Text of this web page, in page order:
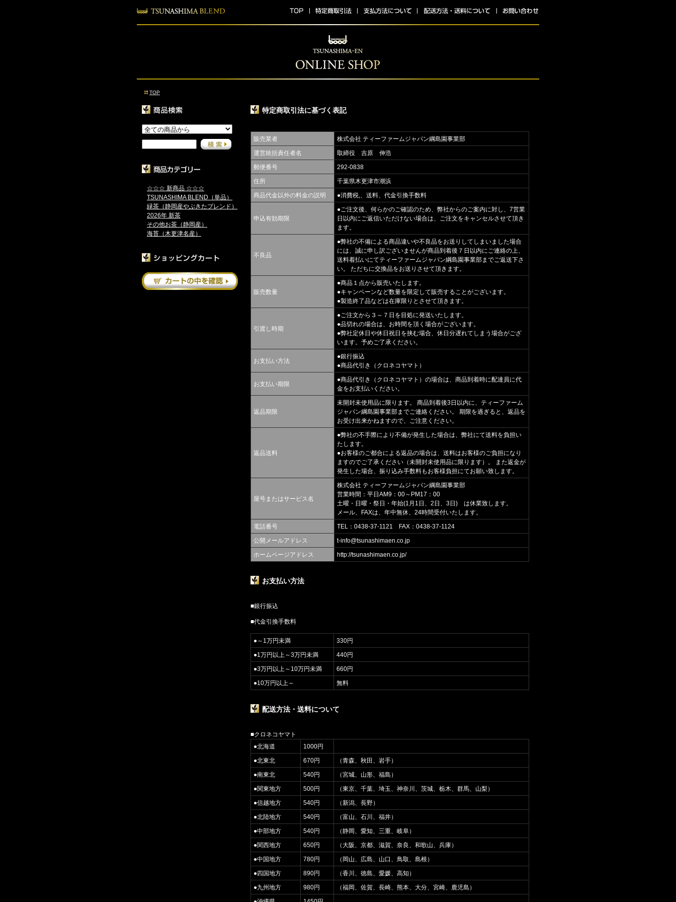
TOP
☆☆☆ 新商品 ☆☆☆
TSUNASHIMA BLEND（単品）
緑茶（静岡産やぶきたブレンド）
2026年 新茶
その他お茶（静岡産）
海苔（木更津名産）
特定商取引法に基づく表記
販売業者
株式会社 ティーファームジャパン綱島園事業部
運営統括責任者名
取締役 吉原 伸浩
郵便番号
292-0838
住所
千葉県木更津市潮浜
商品代金以外の料金の説明
●消費税,、送料、代金引換手数料
申込有効期限
●ご注文後、何らかのご確認のため、弊社からのご案内に対し、7営業
日以内にご返信いただけない場合は、ご注文をキャンセルさせて頂き
ます。
不良品
●弊社の不備による商品違いや不良品をお送りしてしまいました場合
には、誠に申し訳ございませんが商品到着後７日以内にご連絡の上、
送料着払いにてティーファームジャパン綱島園事業部までご返送下さ
い。 ただちに交換品をお送りさせて頂きます。
販売数量
●商品１点から販売いたします。
●キャンペーンなど数量を限定して販売することがございます。
●製造終了品などは在庫限りとさせて頂きます。
引渡し時期
●ご注文から３～７日を目処に発送いたします。
●品切れの場合は、お時間を頂く場合がございます。
●弊社定休日や休日祝日を挟む場合、休日分遅れてしまう場合がござ
います。予めご了承ください。
お支払い方法
●銀行振込
●商品代引き（クロネコヤマト）
お支払い期限
●商品代引き（クロネコヤマト）の場合は、商品到着時に配達員に代
金をお支払いください。
返品期限
未開封未使用品に限ります。 商品到着後3日以内に、ティーファーム
ジャパン綱島園事業部までご連絡ください。 期限を過ぎると、返品を
お受け出来かねますので、ご注意ください。
返品送料
●弊社の不手際により不備が発生した場合は、弊社にて送料を負担い
たします。
●お客様のご都合による返品の場合は、送料はお客様のご負担になり
ますのでご了承ください（未開封未使用品に限ります）。 また返金が
発生した場合、振り込み手数料もお客様負担にてお願い致します。
屋号またはサービス名
株式会社 ティーファームジャパン綱島園事業部
営業時間：平日AM9：00～PM17：00
土曜・日曜・祭日・年始(1月1日、2日、3日) は休業致します。
メール、FAXは、年中無休、24時間受付いたします。
電話番号
TEL：0438-37-1121 FAX：0438-37-1124
公開メールアドレス
t-info@tsunashimaen.co.jp
ホームページアドレス
http://tsunashimaen.co.jp/
お支払い方法
■銀行振込
■代金引換手数料
●～1万円未満
330円
●1万円以上～3万円未満
440円
●3万円以上～10万円未満
660円
●10万円以上～
無料
配送方法・送料について
■クロネコヤマト
●北海道
1000円
●北東北
670円
（青森、秋田、岩手）
●南東北
540円
（宮城、山形、福島）
●関東地方
500円
（東京、千葉、埼玉、神奈川、茨城、栃木、群馬、山梨）
●信越地方
540円
（新潟、長野）
●北陸地方
540円
（富山、石川、福井）
●中部地方
540円
（静岡、愛知、三重、岐阜）
●関西地方
650円
（大阪、京都、滋賀、奈良、和歌山、兵庫）
●中国地方
780円
（岡山、広島、山口、鳥取、島根）
●四国地方
890円
（香川、徳島、愛媛、高知）
●九州地方
980円
（福岡、佐賀、長崎、熊本、大分、宮崎、鹿児島）